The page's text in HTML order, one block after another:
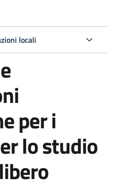
locali
per i
lo studio